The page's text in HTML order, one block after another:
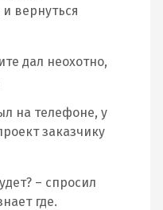
вернуться
дал неохотно,
на телефоне, у
заказчику
– спросил
где.